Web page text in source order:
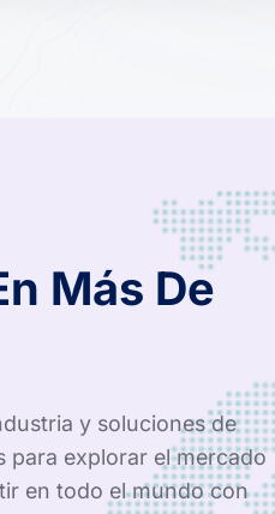
Más De
y soluciones de
para explorar el mercado
en todo el mundo con